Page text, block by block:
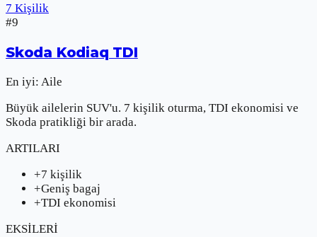
7 Kişilik
#9
Skoda Kodiaq TDI
En iyi: Aile
Büyük ailelerin SUV'u. 7 kişilik oturma, TDI ekonomisi ve
Skoda pratikliği bir arada.
ARTILARI
+7 kişilik
+Geniş bagaj
+TDI ekonomisi
EKSİLERİ